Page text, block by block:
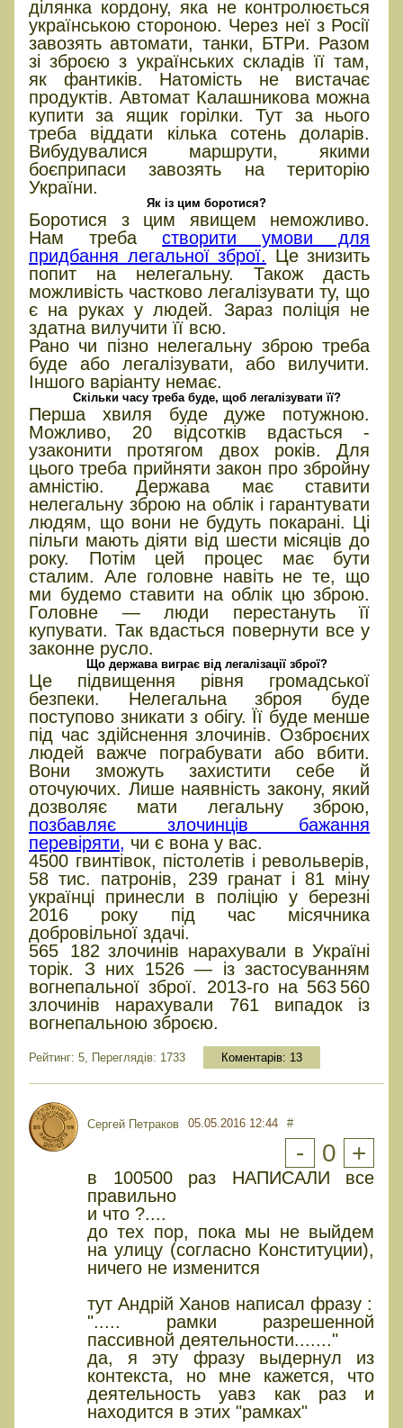
ділянка кордону, яка не контролюється
українською стороною. Через неї з Росії
завозять автомати, танки, БТРи. Разом
зі зброєю з українських складів її там,
як фантиків. Натомість не вистачає
продуктів. Автомат Калашникова можна
купити за ящик горілки. Тут за нього
треба віддати кілька сотень доларів.
Вибудувалися маршрути, якими
боєприпаси завозять на територію
України.
Як із цим боротися?
Боротися з цим явищем неможливо.
Нам требастворити умови для
придбання легальної зброї. Це знизить
попит на нелегальну. Також дасть
можливість частково легалізувати ту, що
є на руках у людей. Зараз поліція не
здатна вилучити її всю.
Рано чи пізно нелегальну зброю треба
буде або легалізувати, або вилучити.
Іншого варіанту немає.
Скільки часу треба буде, щоб легалізувати її?
Перша хвиля буде дуже потужною.
Можливо, 20 відсот­ків вдасться ­
узаконити протягом двох років. Для
цього ­треба прийняти закон про збройну
амністію. Держава має ставити
нелегальну зброю на облік і гарантувати
людям, що вони не будуть покарані. Ці
пільги мають діяти від шести місяців до
року. Потім цей процес має бути
сталим. Але головне навіть не те, що
ми будемо ставити на облік цю зброю.
Головне — люди перестануть її
купувати. Так вдасться повернути все у
законне ­русло.
Що держава виграє від легалізації зброї?
Це підвищення рівня громадської
безпеки. Нелегальна зброя буде
поступово зникати з обігу. Її буде менше
під час здійснення злочинів. Озброєних
людей важче пограбувати або вбити.
Вони зможуть захистити себе й
оточуючих. Лише наявність закону, який
дозволяє мати легальну зброю,
позбавляє злочинців бажання
перевіряти, чи є вона у вас.
4500 гвинтівок, пістолетів і револьверів,
58 тис. патронів, 239 гранат і 81 міну
українці принесли в поліцію у березні
2016 року під час місячника
добровільної здачі.
565 182 злочинів нарахували в Україні
торік. З них 1526 — із застосуванням
вогнепальної зброї. 2013-го на 563 560
злочинів нарахували 761 випадок із
вогнепальною зброєю.
Рейтинг: 5, Переглядів: 1733 Коментарів: 13
Сергей Петраков 05.05.2016 12:44 #
- 0 +
в 100500 раз НАПИСАЛИ все
правильно
и что ?....
до тех пор, пока мы не выйдем
на улицу (согласно Конституции),
ничего не изменится
тут Андрій Ханов написал фразу :
"..... рамки разрешенной
пассивной деятельности......."
да, я эту фразу выдернул из
контекста, но мне кажется, что
деятельность уавз как раз и
находится в этих "рамках"